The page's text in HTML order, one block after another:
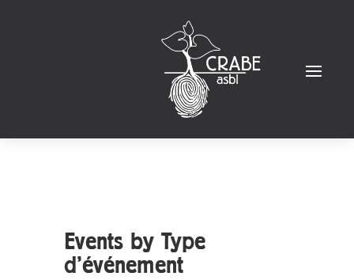
Events by Type
d'événement